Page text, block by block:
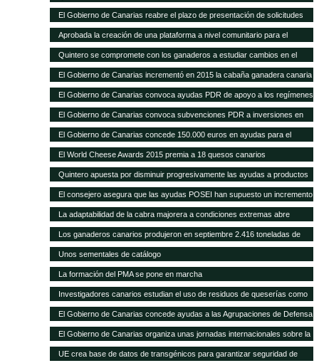
los tratados internacionales
El Gobierno de Canarias reabre el plazo de presentación de solicitudes
para acogerse a las subvenciones a inversiones del PDR
Aprobada la creación de una plataforma a nivel comunitario para el
fomento del bienestar animal
Quintero se compromete con los ganaderos a estudiar cambios en el
POSEI
El Gobierno de Canarias incrementó en 2015 la cabaña ganadera canaria
con 1.297 novillas de otras ganaderías, a través de ayudas POSEI
El Gobierno de Canarias convoca ayudas PDR de apoyo a los regímenes
de calidad por valor de 353.000 euros
El Gobierno de Canarias convoca subvenciones PDR a inversiones en
explotaciones agrarias por 11 millones de euros
El Gobierno de Canarias concede 150.000 euros en ayudas para el
fomento de razas ganaderas autóctonas
El World Cheese Awards 2015 premia a 18 quesos canarios
Quintero apuesta por disminuir progresivamente las ayudas a productos
importados en favor de las producciones locales
El consejero asegura que las ayudas POSEI han supuesto un incremento
del empleo y del asociacionismo
La adaptabilidad de la cabra majorera a condiciones extremas abre
nuevas vías de intercambio para el caprino canario
Los ganaderos canarios produjeron en septiembre 2.416 toneladas de
leche
Unos sementales de catálogo
La formación del PMA se pone en marcha
Investigadores canarios estudian el uso de residuos de queserías como
alimento para el caprino
El Gobierno de Canarias concede ayudas a las Agrupaciones de Defensa
Sanitaria Ganadera por valor de 300.000 euros
El Gobierno de Canarias organiza unas jornadas internacionales sobre la
ganadería como herramienta para el desarrollo en zonas áridas
UE crea base de datos de transgénicos para garantizar seguridad de